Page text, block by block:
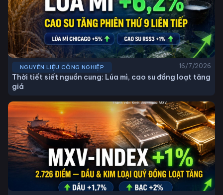
NGUYÊN LIỆU CÔNG NGHIỆP 16/7/2026
Thời tiết siết nguồn cung: Lúa mì, cao su đồng loạt tăng
giá